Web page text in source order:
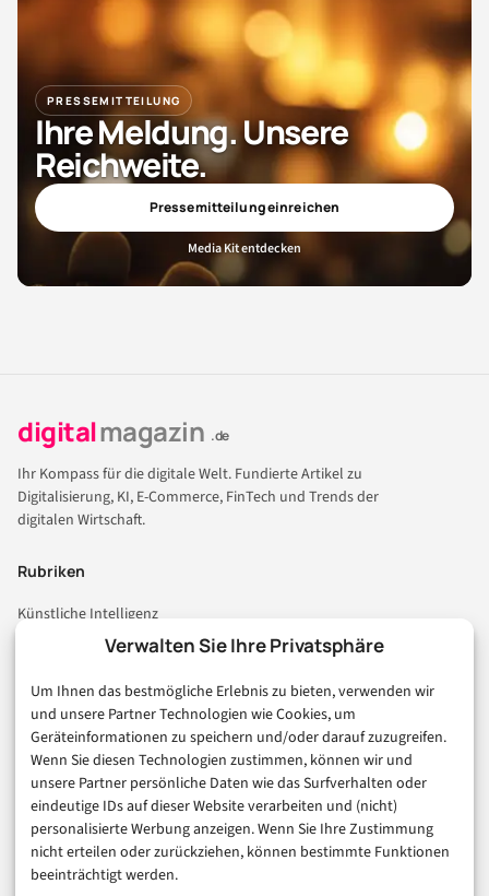
Verwalten Sie Ihre Privatsphäre
Um Ihnen das bestmögliche Erlebnis zu bieten, verwenden wir
und unsere Partner Technologien wie Cookies, um
Geräteinformationen zu speichern und/oder darauf zuzugreifen.
Wenn Sie diesen Technologien zustimmen, können wir und
unsere Partner persönliche Daten wie das Surfverhalten oder
eindeutige IDs auf dieser Website verarbeiten und (nicht)
personalisierte Werbung anzeigen. Wenn Sie Ihre Zustimmung
nicht erteilen oder zurückziehen, können bestimmte Funktionen
beeinträchtigt werden.
PRESSEMITTEILUNG
Ihre Meldung. Unsere
Reichweite.
Pressemitteilung einreichen
Media Kit entdecken
digitalmagazin .de
Ihr Kompass für die digitale Welt. Fundierte Artikel zu
Digitalisierung, KI, E-Commerce, FinTech und Trends der
digitalen Wirtschaft.
Rubriken
Künstliche Intelligenz
Technologie & IT
Consumer & Digital Life
Marketing
Finanzen & FinTech
Business & Karriere
Sicherheit & Recht
Digitalisierung
Marketing